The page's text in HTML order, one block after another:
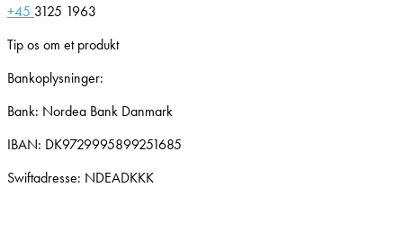
+45 3125 1963
Tip os om et produkt
Bankoplysninger:
Bank: Nordea Bank Danmark
IBAN: DK9729995899251685
Swiftadresse: NDEADKKK